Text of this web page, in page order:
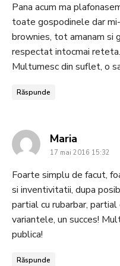
Pana acum ma
toate gospodinele dar
brownies, tot amanam si
respectat intocmai reteta.
Multumesc din suflet, o
Răspunde
Maria
17 mai 2016 15:32
Foarte simplu de facut,
si inventivitatii, dupa
partial cu rubarbar,
variantele, un succes!
publica!
Răspunde